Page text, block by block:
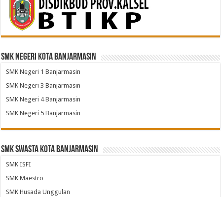
SMK Negeri Kota Banjarmasin
SMK Negeri 1 Banjarmasin
SMK Negeri 3 Banjarmasin
SMK Negeri 4 Banjarmasin
SMK Negeri 5 Banjarmasin
SMK Swasta Kota Banjarmasin
SMK ISFI
SMK Maestro
SMK Husada Unggulan